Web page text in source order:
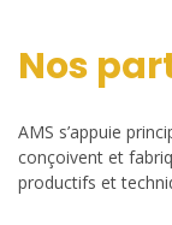
Nos
AMS s’appuie
conçoivent et
productifs et